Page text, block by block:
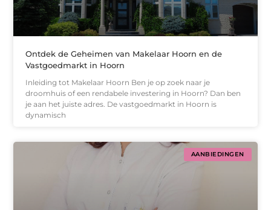
Ontdek de Geheimen van Makelaar Hoorn en de
Vastgoedmarkt in Hoorn
Inleiding tot Makelaar Hoorn Ben je op zoek naar je
droomhuis of een rendabele investering in Hoorn? Dan ben
je aan het juiste adres. De vastgoedmarkt in Hoorn is
dynamisch
AANBIEDINGEN